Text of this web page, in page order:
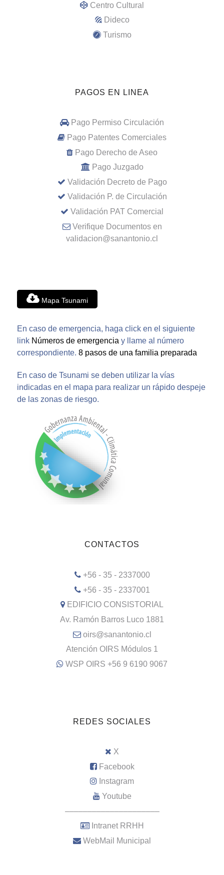
Centro Cultural
Dideco
Turismo
PAGOS EN LINEA
Pago Permiso Circulación
Pago Patentes Comerciales
Pago Derecho de Aseo
Pago Juzgado
Validación Decreto de Pago
Validación P. de Circulación
Validación PAT Comercial
Verifique Documentos en
validacion@sanantonio.cl
Mapa Tsunami
En caso de emergencia, haga click en el siguiente
link Números de emergencia y llame al número
correspondiente. 8 pasos de una familia preparada
En caso de Tsunami se deben utilizar la vías
indicadas en el mapa para realizar un rápido despeje
de las zonas de riesgo.
CONTACTOS
+56 - 35 - 2337000
+56 - 35 - 2337001
EDIFICIO CONSISTORIAL
Av. Ramón Barros Luco 1881
oirs@sanantonio.cl
Atención OIRS Módulos 1
WSP OIRS +56 9 6190 9067
REDES SOCIALES
X
Facebook
Instagram
Youtube
–––––––––––––––––––––
Intranet RRHH
WebMail Municipal